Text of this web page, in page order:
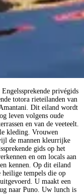
privégids
totora rieteilanden van
Dit eiland wordt
leven volgens oude
en van de veeteelt.
kleding. Vrouwen
de mannen kleurrijke
gids op het
en om locals aan
kennen. Op dit eiland
heilige tempels die op
U maakt een
naar Puno. Uw lunch is